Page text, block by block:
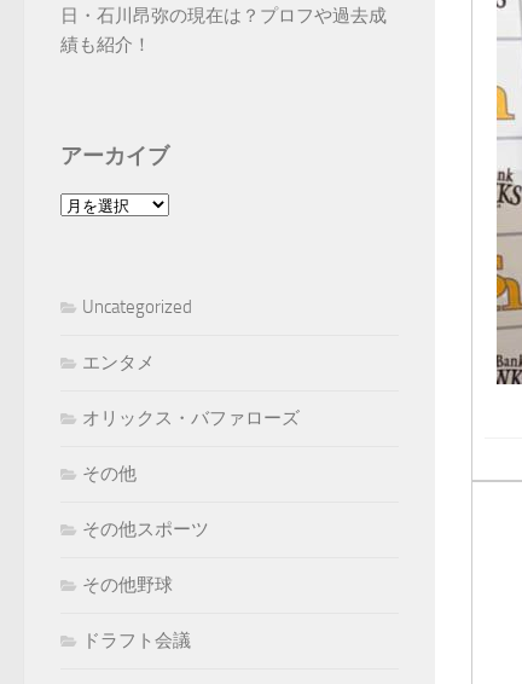
日・石川昂弥の現在は？プロフや過去成
績も紹介！
アーカイブ
ア
ブ
Uncategorized
エンタメ
オリックス・バファローズ
その他
その他スポーツ
その他野球
ドラフト会議